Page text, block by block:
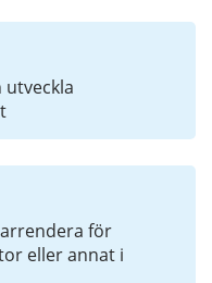
utveckla
för
eller annat i